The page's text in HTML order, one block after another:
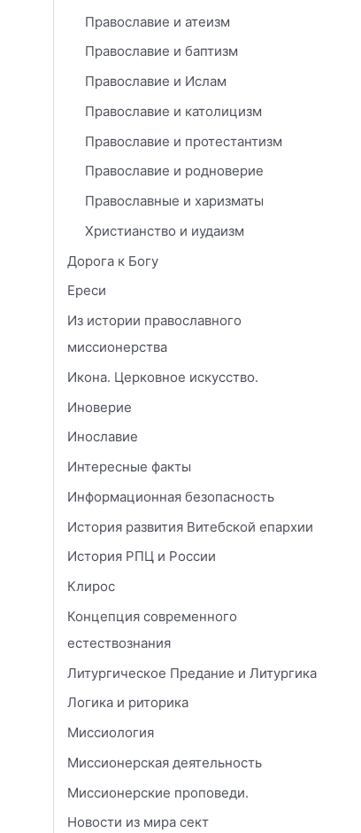
Православие и атеизм
Православие и баптизм
Православие и Ислам
Православие и католицизм
Православие и протестантизм
Православие и родноверие
Православные и харизматы
Христианство и иудаизм
Дорога к Богу
Ереси
Из истории православного
миссионерства
Икона. Церковное искусство.
Иноверие
Инославие
Интересные факты
Информационная безопасность
История развития Витебской епархии
История РПЦ и России
Клирос
Концепция современного
естествознания
Литургическое Предание и Литургика
Логика и риторика
Миссиология
Миссионерская деятельность
Миссионерские проповеди.
Новости из мира сект